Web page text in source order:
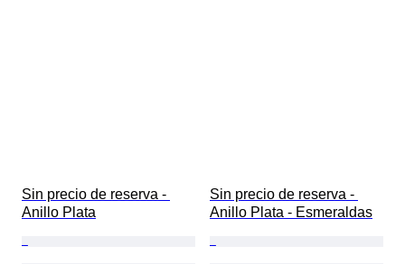
Sin precio de reserva -
Anillo Plata
Sin precio de reserva -
Anillo Plata - Esmeraldas